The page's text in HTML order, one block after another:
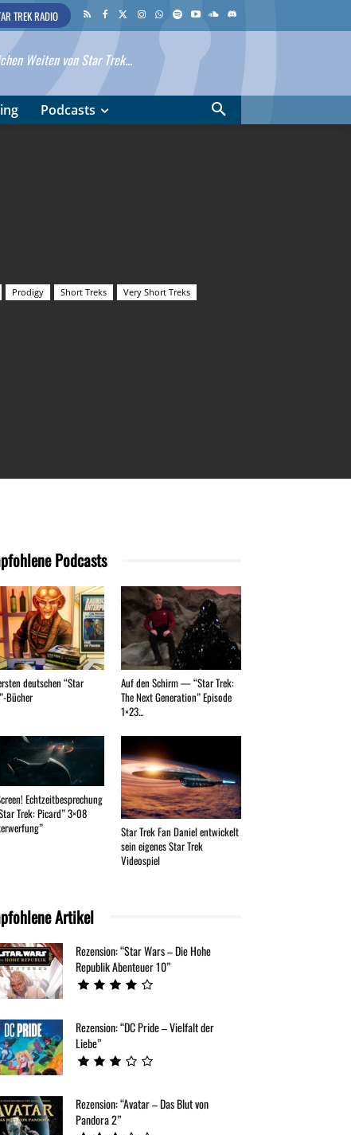
TREK RADIO
Weiten von Star Trek...
Podcasts
Prodigy Short Treks
Very Short Treks
Podcasts
deutschen “Star
Bücher
Auf den Schirm — “Star Trek:
The Next Generation” Episode
1×23...
Echtzeitbesprechung
Trek: Picard” 3×08
Star Trek Fan Daniel entwickelt
sein eigenes Star Trek
Videospiel
Artikel
Rezension: “Star Wars – Die Hohe
Republik Abenteuer 10”
Rezension: “DC Pride – Vielfalt der
Liebe”
Rezension: “Avatar – Das Blut von
Pandora 2”